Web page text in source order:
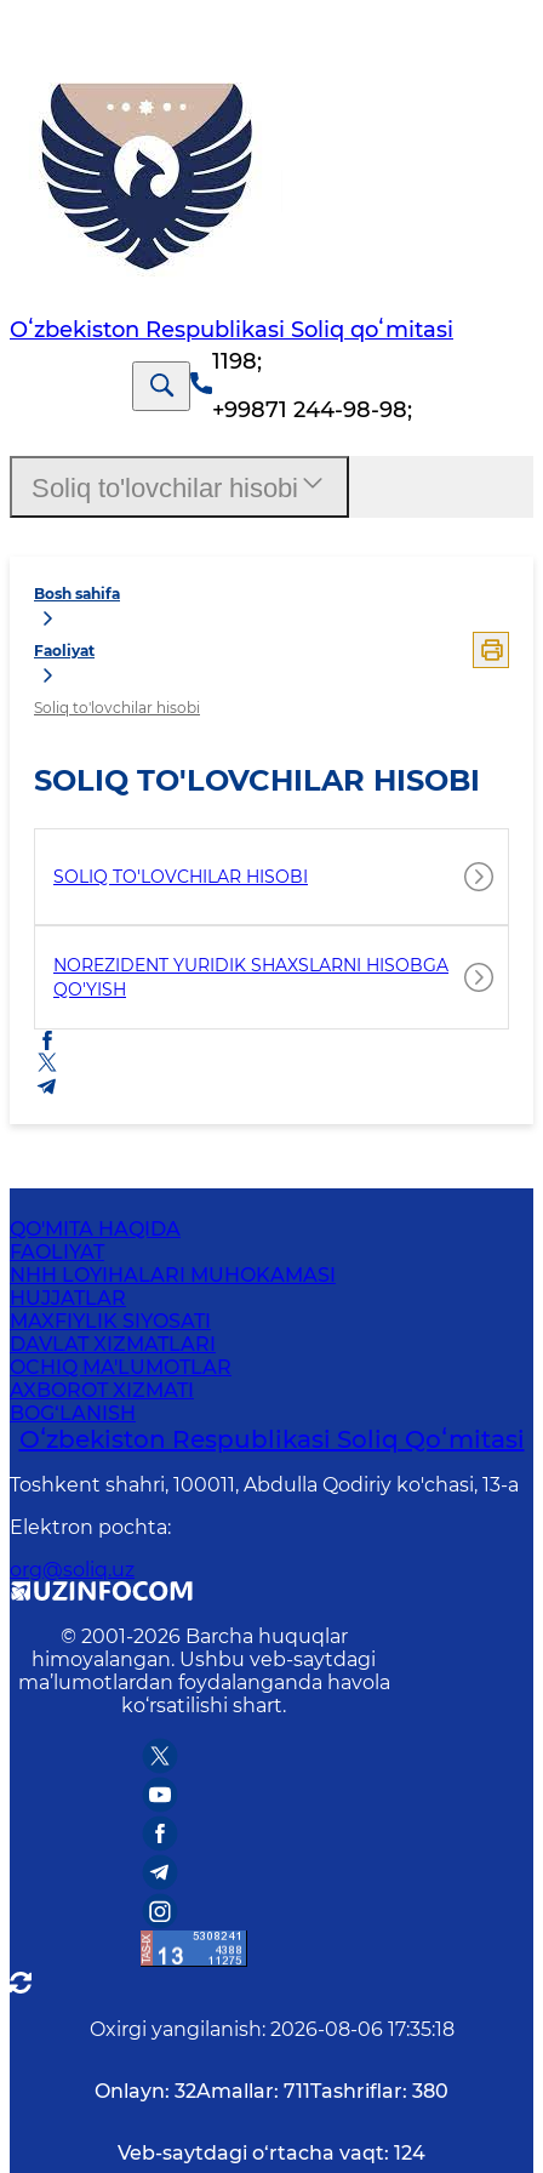
Oʻzbekiston Respublikasi Soliq qoʻmitasi
1198;
+99871 244-98-98;
Bosh sahifa
Faoliyat
Soliq to'lovchilar hisobi
SOLIQ TO'LOVCHILAR HISOBI
SOLIQ TO'LOVCHILAR HISOBI
NOREZIDENT YURIDIK SHAXSLARNI HISOBGA
QO'YISH
Soliq to'lovchilar hisobi
QO'MITA HAQIDA
FAOLIYAT
NHH LOYIHALARI MUHOKAMASI
HUJJATLAR
MAXFIYLIK SIYOSATI
DAVLAT XIZMATLARI
OCHIQ MA'LUMOTLAR
AXBOROT XIZMATI
BOG‘LANISH
Oʻzbekiston Respublikasi Soliq Qoʻmitasi
Toshkent shahri, 100011, Abdulla Qodiriy ko'chasi, 13-a
Elektron pochta:
org@soliq.uz
© 2001-2026 Barcha huquqlar
himoyalangan. Ushbu veb-saytdagi
ma’lumotlardan foydalanganda havola
ko‘rsatilishi shart.
Oxirgi yangilanish: 2026-08-06 17:35:18
Onlayn: 32Amallar: 711Tashriflar: 380
Veb-saytdagi o‘rtacha vaqt: 124